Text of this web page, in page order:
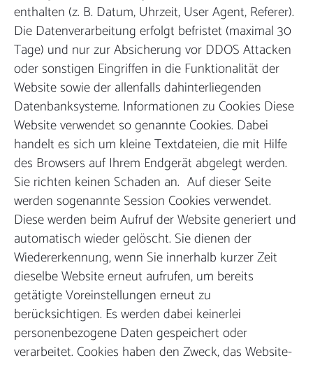
enthalten (z. B. Datum, Uhrzeit, User Agent, Referer).
Die Datenverarbeitung erfolgt befristet (maximal 30
Tage) und nur zur Absicherung vor DDOS Attacken
oder sonstigen Eingriffen in die Funktionalität der
Website sowie der allenfalls dahinterliegenden
Datenbanksysteme. Informationen zu Cookies Diese
Website verwendet so genannte Cookies. Dabei
handelt es sich um kleine Textdateien, die mit Hilfe
des Browsers auf Ihrem Endgerät abgelegt werden.
Sie richten keinen Schaden an. Auf dieser Seite
werden sogenannte Session Cookies verwendet.
Diese werden beim Aufruf der Website generiert und
automatisch wieder gelöscht. Sie dienen der
Wiedererkennung, wenn Sie innerhalb kurzer Zeit
dieselbe Website erneut aufrufen, um bereits
getätigte Voreinstellungen erneut zu
berücksichtigen. Es werden dabei keinerlei
personenbezogene Daten gespeichert oder
verarbeitet. Cookies haben den Zweck, das Website-